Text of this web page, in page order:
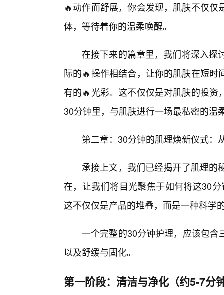
🔥动作而舒展，你会发现，肌肤不仅
体，等待着你的温柔唤醒。
在接下来的篇章里，我们将深入探
际的🔥操作相结合，让你的肌肤在短
有的🔥光彩。这不仅仅是对肌肤的投
30分钟里，与肌肤进行一场最私密的温
第二章：30分钟的肌理焕新仪式：
承接上文，我们已经揭开了肌理的
在，让我们将目光聚焦于如何将这30
这不仅仅是产品的堆叠，而是一种科学
一个完整的30分钟护理，应该包
以及舒缓与固化。
第一阶段：清洁与净化（约5-7分